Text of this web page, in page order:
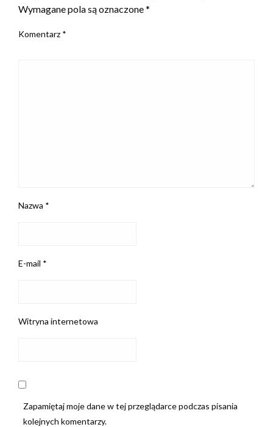
Wymagane pola są oznaczone*
Komentarz *
Nazwa *
E-mail *
Witryna internetowa
Zapamiętaj moje dane w tej przeglądarce podczas pisania
kolejnych komentarzy.